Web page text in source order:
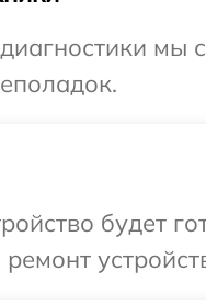
мы
будет